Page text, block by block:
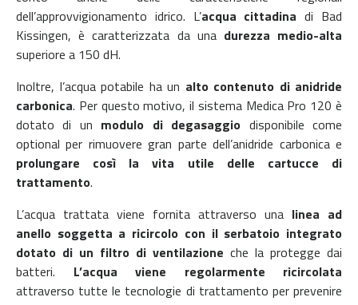
dell’approvvigionamento idrico. L’acqua cittadina di Bad
Kissingen, è caratterizzata da una durezza medio-alta
superiore a 150 dH.
Inoltre, l’acqua potabile ha un alto contenuto di anidride
carbonica. Per questo motivo, il sistema Medica Pro 120 è
dotato di un modulo di degasaggio disponibile come
optional per rimuovere gran parte dell’anidride carbonica e
prolungare così la vita utile delle cartucce di
trattamento.
L’acqua trattata viene fornita attraverso una linea ad
anello soggetta a ricircolo con il serbatoio integrato
dotato di un filtro di ventilazione che la protegge dai
batteri. L’acqua viene regolarmente ricircolata
attraverso tutte le tecnologie di trattamento per prevenire